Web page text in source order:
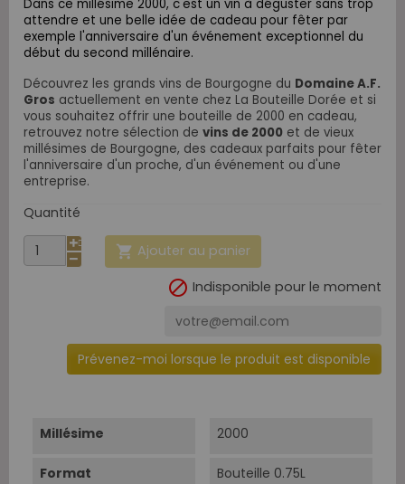
Dans ce millésime 2000, c'est un vin à déguster sans trop
attendre et une belle idée de cadeau pour fêter par
exemple l'anniversaire d'un événement exceptionnel du
début du second millénaire.
Découvrez les grands vins de Bourgogne du Domaine A.F.
Gros actuellement en vente chez La Bouteille Dorée et si
vous souhaitez offrir une bouteille de 2000 en cadeau,
retrouvez notre sélection de vins de 2000 et de vieux
millésimes de Bourgogne, des cadeaux parfaits pour fêter
l'anniversaire d'un proche, d'un événement ou d'une
entreprise.
Quantité
 Ajouter au panier
 Indisponible pour le moment
Prévenez-moi lorsque le produit est disponible
Millésime 2000
Format Bouteille 0.75L